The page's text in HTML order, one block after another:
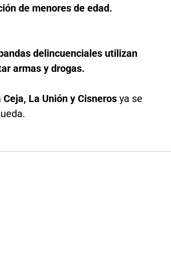
de menores de edad.
delincuenciales utilizan
armas y drogas.
Ceja, La Unión y Cisneros ya se